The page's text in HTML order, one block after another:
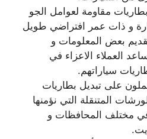
مقاومة لعوامل الجو
و ذات عمر افتراضي طويل
بعض المعلومات و
العملاء الاعزاء في
سياراتهم.
على تبديل بطاريات
المتنقلة التي نؤمنها
مختلف المحافظات و